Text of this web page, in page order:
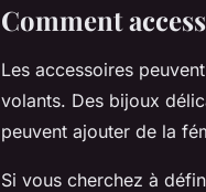
Comment
Les accessoires
volants. Des bijoux
peuvent ajouter de la
Si vous cherchez à